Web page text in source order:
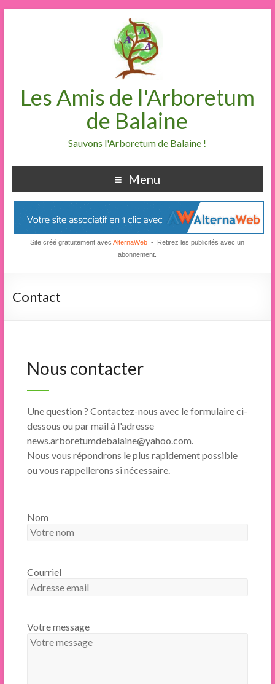
Les Amis de l'Arboretum
de Balaine
Sauvons l'Arboretum de Balaine !
Menu
Site créé gratuitement avecAlternaWeb - Retirez les publicités avec un
abonnement.
Contact
Nous contacter
Une question ? Contactez-nous avec le formulaire ci-
dessous ou par mail à l'adresse
news.arboretumdebalaine@yahoo.com.
Nous vous répondrons le plus rapidement possible
ou vous rappellerons si nécessaire.
Nom
Courriel
Votre message